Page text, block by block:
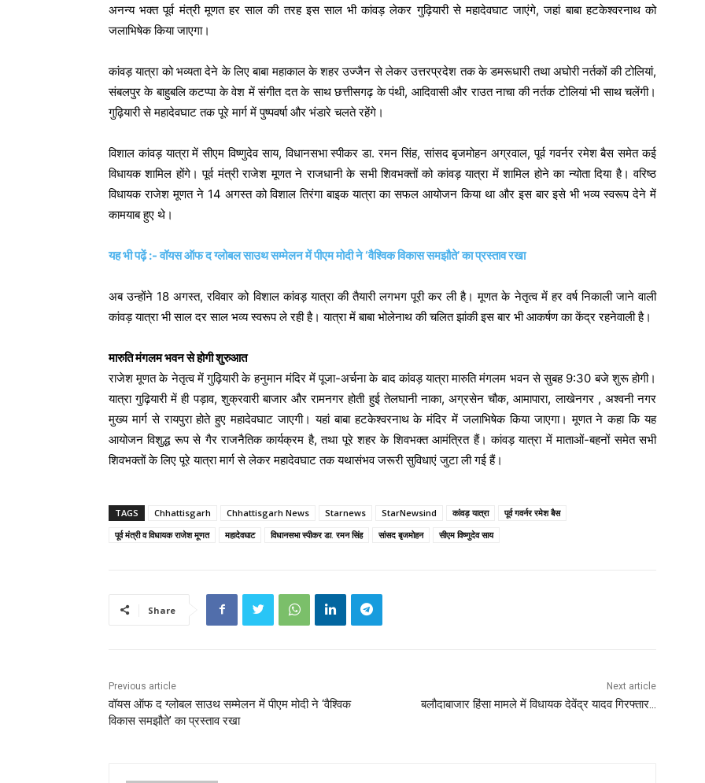
अनन्य भक्त पूर्व मंत्री मूणत हर साल की तरह इस साल भी कांवड़ लेकर गुढ़ियारी से महादेवघाट जाएंगे, जहां बाबा हटकेश्वरनाथ को
जलाभिषेक किया जाएगा।
कांवड़ यात्रा को भव्यता देने के लिए बाबा महाकाल के शहर उज्जैन से लेकर उत्तरप्रदेश तक के डमरूधारी तथा अघोरी नर्तकों की टोलियां,
संबलपुर के बाहुबलि कटप्पा के वेश में संगीत दत के साथ छत्तीसगढ़ के पंथी, आदिवासी और राउत नाचा की नर्तक टोलियां भी साथ चलेंगी।
गुढ़ियारी से महादेवघाट तक पूरे मार्ग में पुष्पवर्षा और भंडारे चलते रहेंगे।
विशाल कांवड़ यात्रा में सीएम विष्णुदेव साय, विधानसभा स्पीकर डा. रमन सिंह, सांसद बृजमोहन अग्रवाल, पूर्व गवर्नर रमेश बैस समेत कई
विधायक शामिल होंगे। पूर्व मंत्री राजेश मूणत ने राजधानी के सभी शिवभक्तों को कांवड़ यात्रा में शामिल होने का न्योता दिया है। वरिष्ठ
विधायक राजेश मूणत ने 14 अगस्त को विशाल तिरंगा बाइक यात्रा का सफल आयोजन किया था और इस बार इसे भी भव्य स्वरूप देने में
कामयाब हुए थे।
यह भी पढ़ें :- वॉयस ऑफ द ग्लोबल साउथ सम्मेलन में पीएम मोदी ने ‘वैश्विक विकास समझौते’ का प्रस्ताव रखा
अब उन्होंने 18 अगस्त, रविवार को विशाल कांवड़ यात्रा की तैयारी लगभग पूरी कर ली है। मूणत के नेतृत्व में हर वर्ष निकाली जाने वाली
कांवड़ यात्रा भी साल दर साल भव्य स्वरूप ले रही है। यात्रा में बाबा भोलेनाथ की चलित झांकी इस बार भी आकर्षण का केंद्र रहनेवाली है।
मारुति मंगलम भवन से होगी शुरुआत
राजेश मूणत के नेतृत्व में गुढ़ियारी के हनुमान मंदिर में पूजा-अर्चना के बाद कांवड़ यात्रा मारुति मंगलम भवन से सुबह 9:30 बजे शुरू होगी।
यात्रा गुढ़ियारी में ही पड़ाव, शुक्रवारी बाजार और रामनगर होती हुई तेलघानी नाका, अग्रसेन चौक, आमापारा, लाखेनगर , अश्वनी नगर
मुख्य मार्ग से रायपुरा होते हुए महादेवघाट जाएगी। यहां बाबा हटकेश्वरनाथ के मंदिर में जलाभिषेक किया जाएगा। मूणत ने कहा कि यह
आयोजन विशुद्ध रूप से गैर राजनैतिक कार्यक्रम है, तथा पूरे शहर के शिवभक्त आमंत्रित हैं। कांवड़ यात्रा में माताओं-बहनों समेत सभी
शिवभक्तों के लिए पूरे यात्रा मार्ग से लेकर महादेवघाट तक यथासंभव जरूरी सुविधाएं जुटा ली गई हैं।
TAGS Chhattisgarh Chhattisgarh News Starnews StarNewsind कांवड़ यात्रा
पूर्व गवर्नर रमेश बैस
पूर्व मंत्री व विधायक राजेश मूणत
महादेवघाट विधानसभा स्पीकर डा. रमन सिंह सांसद बृजमोहन सीएम विष्णुदेव साय
Share
Previous article
वॉयस ऑफ द ग्लोबल साउथ सम्मेलन में पीएम मोदी ने ‘वैश्विक
विकास समझौते’ का प्रस्ताव रखा
Next article
बलौदाबाजार हिंसा मामले में विधायक देवेंद्र यादव गिरफ्तार…